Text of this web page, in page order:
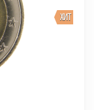
ХИТ